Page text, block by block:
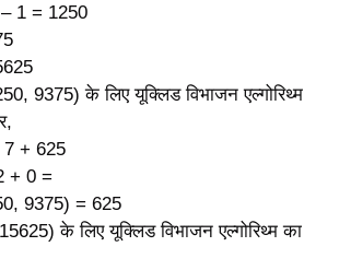
1 = 1250
9375) के लिए यूक्लिड विभाजन एल्गोरिथ्म
+ 625
+ 0 =
9375) = 625
के लिए यूक्लिड विभाजन एल्गोरिथ्म का